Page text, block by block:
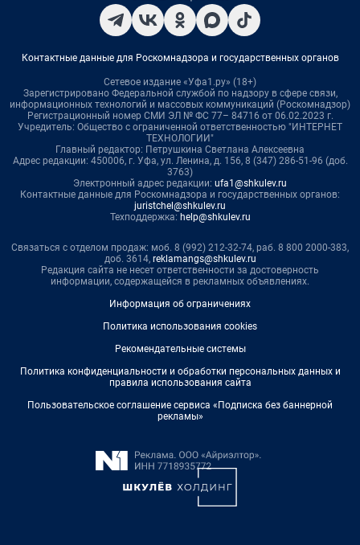
Контактные данные для Роскомнадзора и государственных органов
Сетевое издание «Уфа1.ру» (18+)
Зарегистрировано Федеральной службой по надзору в сфере связи,
информационных технологий и массовых коммуникаций (Роскомнадзор)
Регистрационный номер СМИ ЭЛ № ФС 77– 84716 от 06.02.2023 г.
Учредитель: Общество с ограниченной ответственностью "ИНТЕРНЕТ
ТЕХНОЛОГИИ"
Главный редактор: Петрушкина Светлана Алексеевна
Адрес редакции: 450006, г. Уфа, ул. Ленина, д. 156, 8 (347) 286-51-96 (доб.
3763)
Электронный адрес редакции: ufa1@shkulev.ru
Контактные данные для Роскомнадзора и государственных органов:
juristchel@shkulev.ru
Техподдержка: help@shkulev.ru
Связаться с отделом продаж: моб. 8 (992) 212-32-74, раб. 8 800 2000-383,
доб. 3614, reklamangs@shkulev.ru
Редакция сайта не несет ответственности за достоверность
информации, содержащейся в рекламных объявлениях.
Информация об ограничениях
Политика использования cookies
Рекомендательные системы
Политика конфиденциальности и обработки персональных данных и
правила использования сайта
Пользовательское соглашение сервиса «Подписка без баннерной
рекламы»